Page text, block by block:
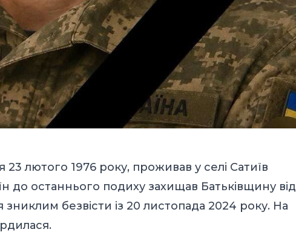
23 лютого 1976 року, проживав у селі Сатиїв
до останнього подиху захищав Батьківщину від
зниклим безвісти із 20 листопада 2024 року. На